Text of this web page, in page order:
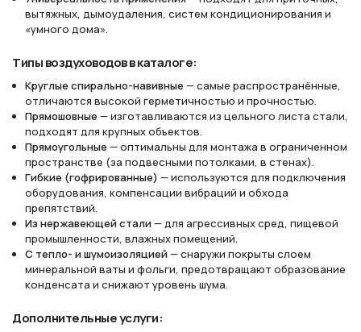
вытяжных, дымоудаления, систем кондиционирования и
«умного дома».
Типы воздуховодов в каталоге:
Круглые спирально-навивные — самые распространённые,
отличаются высокой герметичностью и прочностью.
Прямошовные — изготавливаются из цельного листа стали,
подходят для крупных объектов.
Прямоугольные — оптимальны для монтажа в ограниченном
пространстве (за подвесными потолками, в стенах).
Гибкие (гофрированные) — используются для подключения
оборудования, компенсации вибраций и обхода
препятствий.
Из нержавеющей стали— для агрессивных сред, пищевой
промышленности, влажных помещений.
С тепло- и шумоизоляцией— снаружи покрыты слоем
минеральной ваты и фольги, предотвращают образование
конденсата и снижают уровень шума.
Дополнительные услуги: